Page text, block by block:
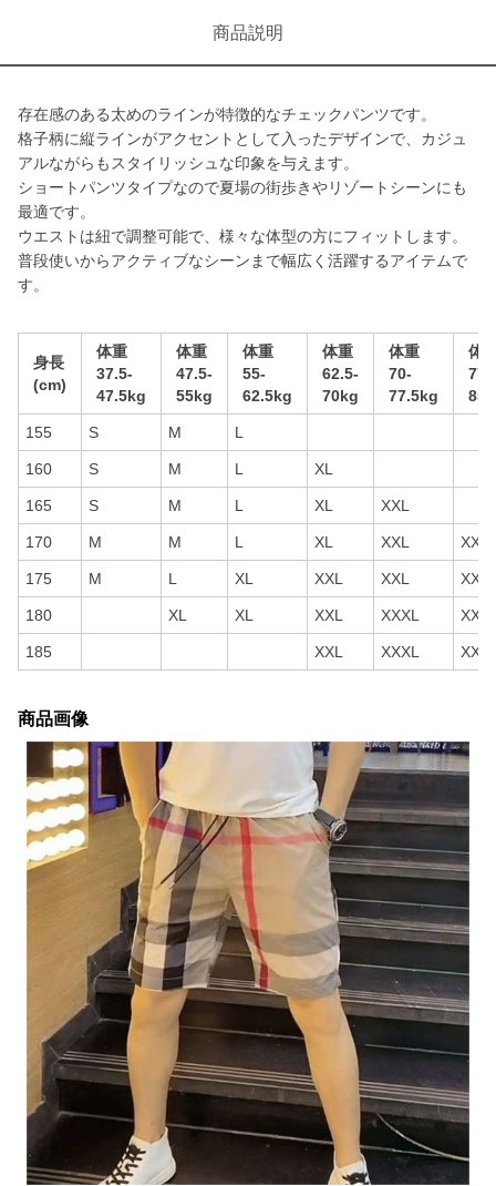
商品説明
存在感のある太めのラインが特徴的なチェックパンツです。
格子柄に縦ラインがアクセントとして入ったデザインで、カジュ
アルながらもスタイリッシュな印象を与えます。
ショートパンツタイプなので夏場の街歩きやリゾートシーンにも
最適です。
ウエストは紐で調整可能で、様々な体型の方にフィットします。
普段使いからアクティブなシーンまで幅広く活躍するアイテムで
す。
身長
(cm)
体重
37.5-
47.5kg
体重
47.5-
55kg
体重
55-
62.5kg
体重
62.5-
70kg
体重
70-
77.5kg
体
155 S M L
160 S M L XL
165 S M L XL XXL
170 M M L XL XXL
175 M L XL XXL XXL
180 XL XL XXL XXXL
185 XXL XXXL
商品画像